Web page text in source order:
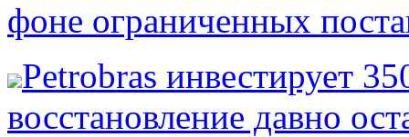
фоне ограниченных
Petrobras инвестирует
восстановление давно